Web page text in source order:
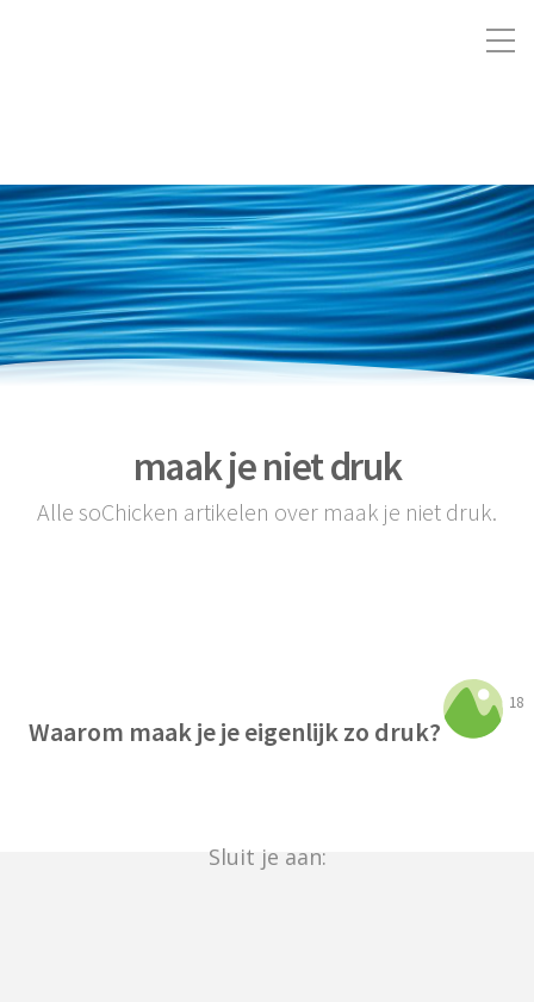
maak je niet druk
Alle soChicken artikelen over maak je niet druk.
18
Waarom maak je je eigenlijk zo druk?
Sluit je aan: